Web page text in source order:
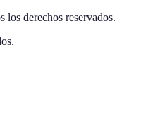
los derechos reservados.